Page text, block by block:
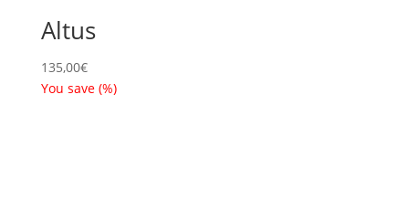
Altus
135,00€
You save (%)